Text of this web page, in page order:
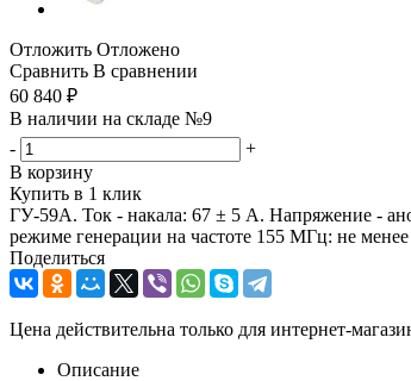
Отложить Отложено
Сравнить В сравнении
60 840 ₽
В наличии на складе №9
-
+
В корзину
Купить в 1 клик
ГУ-59А. Ток - накала: 67 ± 5 А. Напряжение -
режиме генерации на частоте 155 МГц: не
Поделиться
Цена действительна только для интернет-
Описание